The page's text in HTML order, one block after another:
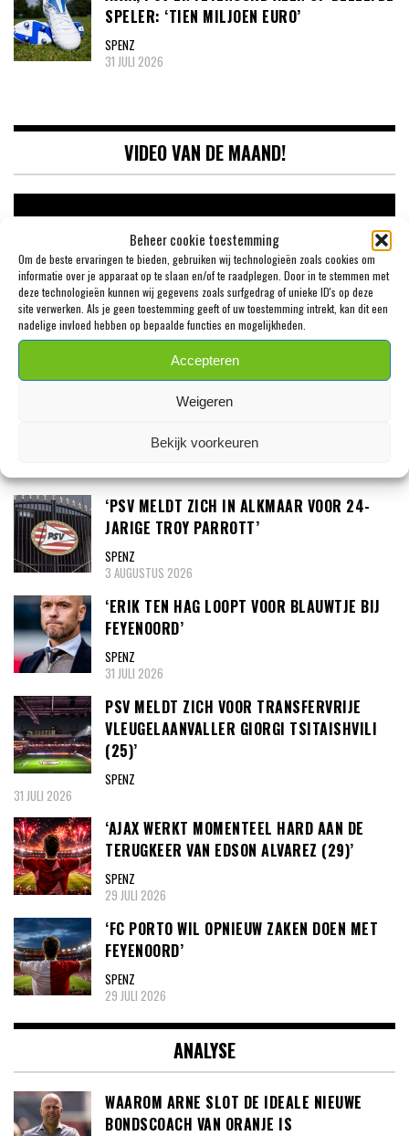
Beheer cookie toestemming
Om de beste ervaringen te bieden, gebruiken wij technologieën zoals cookies om
informatie over je apparaat op te slaan en/of te raadplegen. Door in te stemmen met
deze technologieën kunnen wij gegevens zoals surfgedrag of unieke ID's op deze
site verwerken. Als je geen toestemming geeft of uw toestemming intrekt, kan dit een
nadelige invloed hebben op bepaalde functies en mogelijkheden.
Accepteren
Weigeren
Bekijk voorkeuren
SPELER: ‘TIEN MILJOEN EURO’
SPENZ
31 JULI 2026
VIDEO VAN DE MAAND!
TRANSFERNIEUWS
‘PSV MELDT ZICH IN ALKMAAR VOOR 24-
JARIGE TROY PARROTT’
SPENZ
3 AUGUSTUS 2026
‘ERIK TEN HAG LOOPT VOOR BLAUWTJE BIJ
FEYENOORD’
SPENZ
31 JULI 2026
PSV MELDT ZICH VOOR TRANSFERVRIJE
VLEUGELAANVALLER GIORGI TSITAISHVILI
(25)’
SPENZ
31 JULI 2026
‘AJAX WERKT MOMENTEEL HARD AAN DE
TERUGKEER VAN EDSON ALVAREZ (29)’
SPENZ
29 JULI 2026
‘FC PORTO WIL OPNIEUW ZAKEN DOEN MET
FEYENOORD’
SPENZ
29 JULI 2026
ANALYSE
WAAROM ARNE SLOT DE IDEALE NIEUWE
BONDSCOACH VAN ORANJE IS